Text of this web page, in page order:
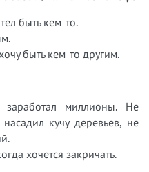
быть кем-то.
быть кем-то другим.
миллионы. Не
кучу деревьев, не
хочется закричать.